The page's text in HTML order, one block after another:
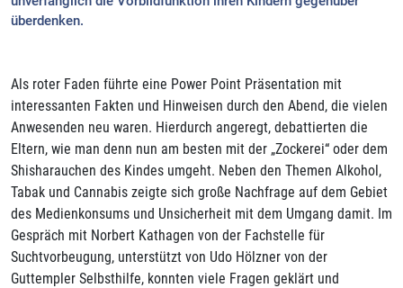
überdenken.
Als roter Faden führte eine Power Point Präsentation mit
interessanten Fakten und Hinweisen durch den Abend, die vielen
Anwesenden neu waren. Hierdurch angeregt, debattierten die
Eltern, wie man denn nun am besten mit der „Zockerei“ oder dem
Shisharauchen des Kindes umgeht. Neben den Themen Alkohol,
Tabak und Cannabis zeigte sich große Nachfrage auf dem Gebiet
des Medienkonsums und Unsicherheit mit dem Umgang damit. Im
Gespräch mit Norbert Kathagen von der Fachstelle für
Suchtvorbeugung, unterstützt von Udo Hölzner von der
Guttempler Selbsthilfe, konnten viele Fragen geklärt und